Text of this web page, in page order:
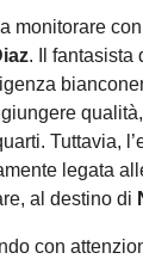
monitorare
. Il fantasista
Tuttavia,
legata
al destino di
con